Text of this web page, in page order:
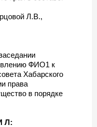
Л.В.,
ФИО1 к
Хабарского
права
в порядке
Л: